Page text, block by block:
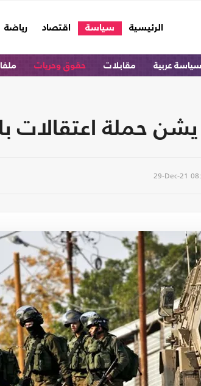
الرئيسية
(current) سياسة اقتصاد رياضة
سياسة عربية مقابلات حقوق وحريات
يشن حملة
29-Dec-21